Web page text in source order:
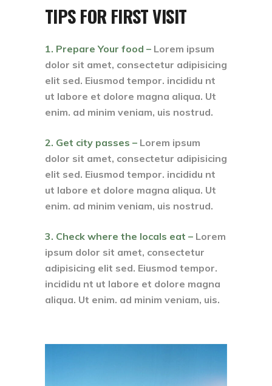
TIPS FOR FIRST VISIT
1. Prepare Your food – Lorem ipsum
dolor sit amet, consectetur adipisicing
elit sed. Eiusmod tempor. incididu nt
ut labore et dolore magna aliqua. Ut
enim. ad minim veniam, uis nostrud.
2. Get city passes – Lorem ipsum
dolor sit amet, consectetur adipisicing
elit sed. Eiusmod tempor. incididu nt
ut labore et dolore magna aliqua. Ut
enim. ad minim veniam, uis nostrud.
3. Check where the locals eat – Lorem
ipsum dolor sit amet, consectetur
adipisicing elit sed. Eiusmod tempor.
incididu nt ut labore et dolore magna
aliqua. Ut enim. ad minim veniam, uis.